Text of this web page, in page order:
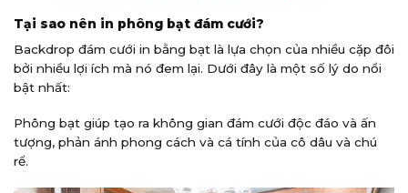
Tại sao nên in phông bạt đám cưới?
Backdrop đám cưới in bằng bạt là lựa chọn của nhiều cặp đôi
bởi nhiều lợi ích mà nó đem lại. Dưới đây là một số lý do nổi
bật nhất:
Phông bạt giúp tạo ra không gian đám cưới độc đáo và ấn
tượng, phản ánh phong cách và cá tính của cô dâu và chú
rể.